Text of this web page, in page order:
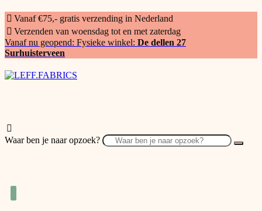
Vanaf €75,- gratis verzending in Nederland
Verzenden van woensdag tot en met zaterdag
Vanaf nu geopend: Fysieke winkel: De dellen 27
Surhuisterveen
Waar ben je naar opzoek?